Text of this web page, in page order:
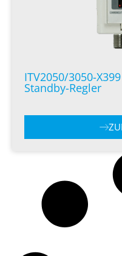
ITV2050/3050-
Standby-Regler